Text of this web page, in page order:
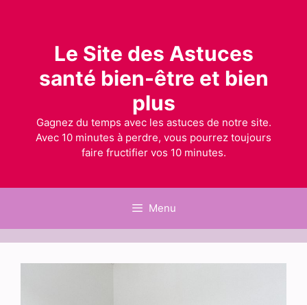
Le Site des Astuces
santé bien-être et bien
plus
Gagnez du temps avec les astuces de notre site.
Avec 10 minutes à perdre, vous pourrez toujours
faire fructifier vos 10 minutes.
Menu